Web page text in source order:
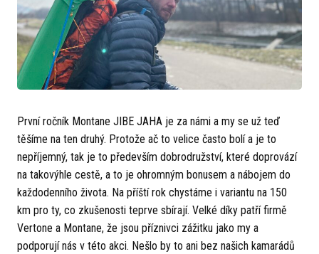
První ročník Montane JIBE JAHA je za námi a my se už teď
těšíme na ten druhý. Protože ač to velice často bolí a je to
nepříjemný, tak je to především dobrodružství, které doprovází
na takovýhle cestě, a to je ohromným bonusem a nábojem do
každodenního života. Na příští rok chystáme i variantu na 150
km pro ty, co zkušenosti teprve sbírají. Velké díky patří firmě
Vertone a Montane, že jsou příznivci zážitku jako my a
podporují nás v této akci. Nešlo by to ani bez našich kamarádů